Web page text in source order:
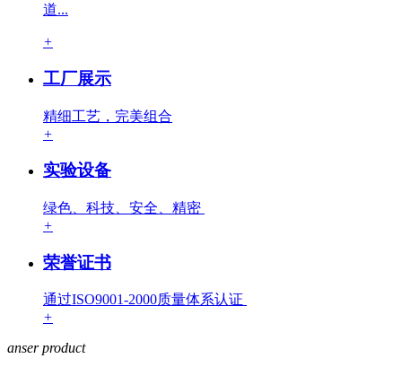
道...
+
工厂展示
精细工艺，完美组合
+
实验设备
绿色、科技、安全、精密
+
荣誉证书
通过ISO9001-2000质量体系认证
+
anserproduct